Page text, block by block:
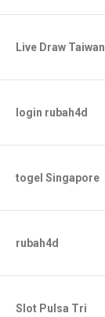
Live Draw Taiwan
login rubah4d
togel Singapore
rubah4d
Slot Pulsa Tri